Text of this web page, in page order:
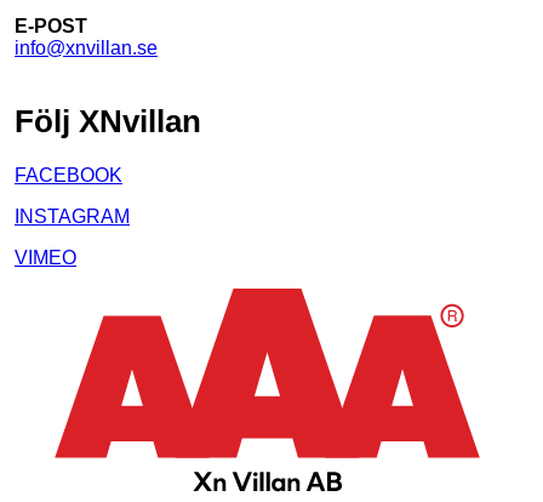
E-POST
info@xnvillan.se
Följ XNvillan
FACEBOOK
INSTAGRAM
VIMEO